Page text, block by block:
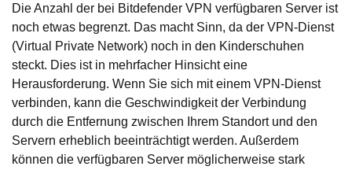
Die Anzahl der bei Bitdefender VPN verfügbaren Server ist
noch etwas begrenzt. Das macht Sinn, da der VPN-Dienst
(Virtual Private Network) noch in den Kinderschuhen
steckt. Dies ist in mehrfacher Hinsicht eine
Herausforderung. Wenn Sie sich mit einem VPN-Dienst
verbinden, kann die Geschwindigkeit der Verbindung
durch die Entfernung zwischen Ihrem Standort und den
Servern erheblich beeinträchtigt werden. Außerdem
können die verfügbaren Server möglicherweise stark